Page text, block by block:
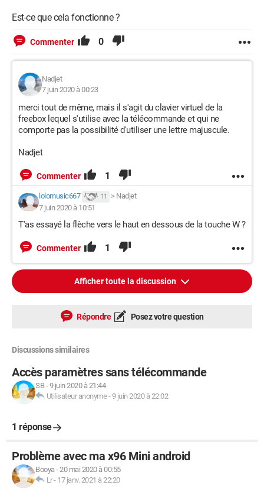
Est-ce que cela fonctionne ?
Commenter 0
Nadjet
7 juin 2020 à 00:23
merci tout de même, mais il s'agit du clavier virtuel de la
freebox lequel s'utilise avec la télécommande et qui ne
comporte pas la possibilité d'utiliser une lettre majuscule.
Nadjet
Commenter 1
lolomusic667 11 > Nadjet
7 juin 2020 à 10:51
T'as essayé la flèche vers le haut en dessous de la touche W ?
Commenter 1
Afficher toute la discussion
Répondre Posez votre question
Discussions similaires
Accès paramètres sans télécommande
SB-9 juin 2020 à 21:44
Utilisateur anonyme-9 juin 2020 à 22:02
1 réponse
Problème avec ma x96 Mini android
Booya-20 mai 2020 à 00:55
Lr- 17 janv. 2021 à 22:20